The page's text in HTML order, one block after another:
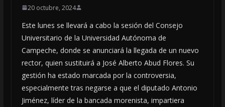
20 octubre, 2024
Este lunes se llevará a cabo la sesión del Consejo
Universitario de la Universidad Autónoma de
Campeche, donde se anunciará la llegada de un nuevo
rector, quien sustituirá a José Alberto Abud Flores. Su
gestión ha estado marcada por la controversia,
especialmente tras negarse a que el diputado Antonio
Jiménez, líder de la bancada morenista, impartiera